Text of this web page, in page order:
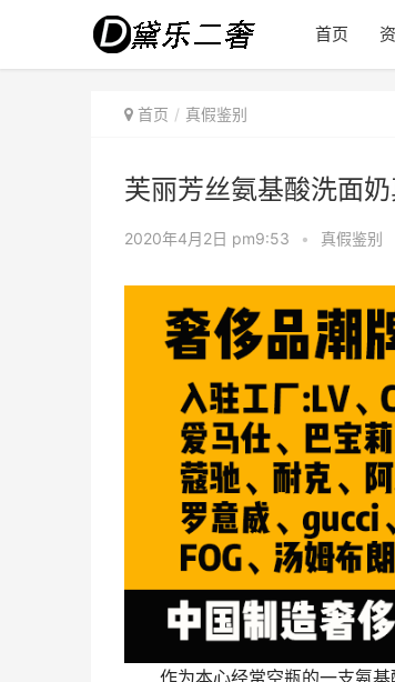
首页
首页 真假鉴别
芙丽芳丝氨基酸洗面奶
2020年4月2日 pm9:53 • 真假鉴别
作为本心经常空瓶的一支氨基